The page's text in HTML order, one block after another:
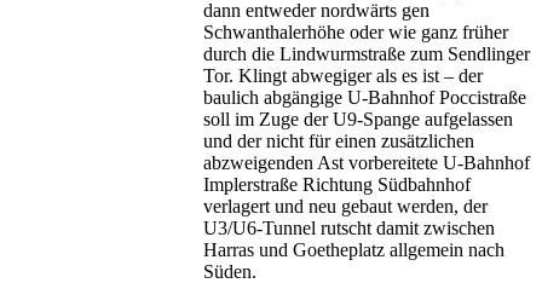
dann entweder nordwärts gen
Schwanthalerhöhe oder wie ganz früher
durch die Lindwurmstraße zum Sendlinger
Tor. Klingt abwegiger als es ist – der
baulich abgängige U-Bahnhof Poccistraße
soll im Zuge der U9-Spange aufgelassen
und der nicht für einen zusätzlichen
abzweigenden Ast vorbereitete U-Bahnhof
Implerstraße Richtung Südbahnhof
verlagert und neu gebaut werden, der
U3/U6-Tunnel rutscht damit zwischen
Harras und Goetheplatz allgemein nach
Süden.